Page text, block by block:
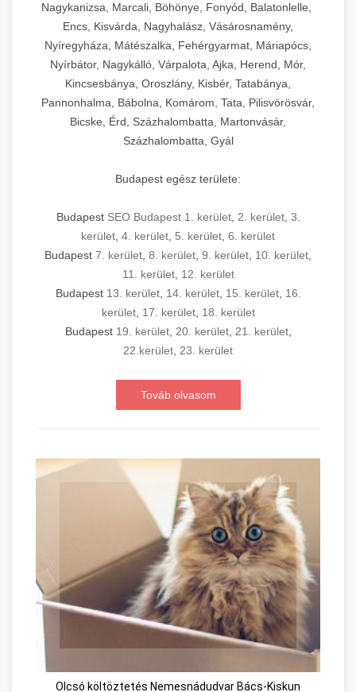
Nagykanizsa, Marcali, Böhönye, Fonyód, Balatonlelle,
Encs, Kisvárda, Nagyhalász, Vásárosnamény,
Nyíregyháza, Mátészalka, Fehérgyarmat, Máriapócs,
Nyírbátor, Nagykálló, Várpalota, Ajka, Herend, Mór,
Kincsesbánya, Oroszlány, Kisbér, Tatabánya,
Pannonhalma, Bábolna, Komárom, Tata, Pilisvörösvár,
Bicske, Érd, Százhalombatta, Martonvásár,
Százhalombatta, Gyál
Budapest egész területe:
Budapest SEO Budapest 1. kerület, 2. kerület, 3.
kerület, 4. kerület, 5. kerület, 6. kerület
Budapest 7. kerület, 8. kerület, 9. kerület, 10. kerület,
11. kerület, 12. kerület
Budapest 13. kerület, 14. kerület, 15. kerület, 16.
kerület, 17. kerület, 18. kerület
Budapest 19. kerület, 20. kerület, 21. kerület,
22.kerület, 23. kerület
Továb olvasom
Olcsó költöztetés Nemesnádudvar Bács-Kiskun